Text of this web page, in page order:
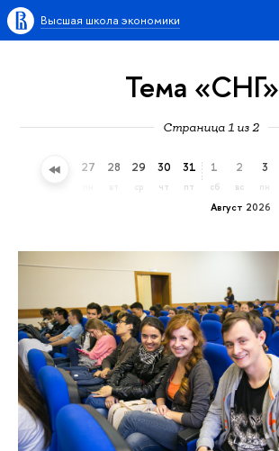
Высшая школа экономики
Тема «СНГ»
Страница 1 из 2
26 27 28 29
ср
30
чт
31
пт
Август 2026
1
сб
2
вс
3
пн